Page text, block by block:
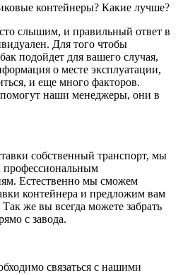
контейнеры? Какие лучше?
слышим, и правильный ответ в
Для того чтобы
подойдет для вашего случая,
о месте эксплуатации,
и еще много факторов.
наши менеджеры, они в
собственный транспорт, мы
профессиональным
Естественно мы сможем
контейнера и предложим вам
же вы всегда можете забрать
с завода.
связаться с нашими